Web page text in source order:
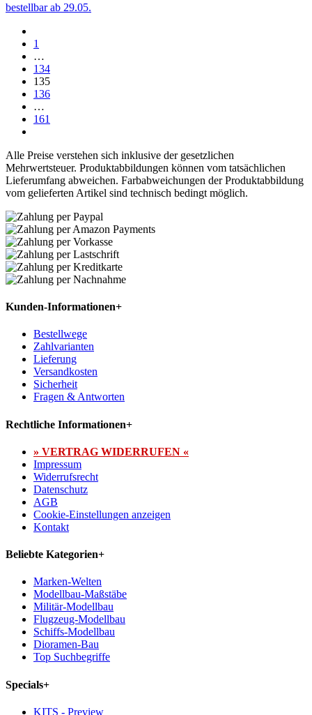
bestellbar ab 29.05.
1
…
134
135
136
…
161
Alle Preise verstehen sich inklusive der gesetzlichen
Mehrwertsteuer. Produktabbildungen können vom tatsächlichen
Lieferumfang abweichen. Farbabweichungen der Produktabbildung
vom gelieferten Artikel sind technisch bedingt möglich.
Kunden-Informationen+
Bestellwege
Zahlvarianten
Lieferung
Versandkosten
Sicherheit
Fragen & Antworten
Rechtliche Informationen+
» VERTRAG WIDERRUFEN «
Impressum
Widerrufsrecht
Datenschutz
AGB
Cookie-Einstellungen anzeigen
Kontakt
Beliebte Kategorien+
Marken-Welten
Modellbau-Maßstäbe
Militär-Modellbau
Flugzeug-Modellbau
Schiffs-Modellbau
Dioramen-Bau
Top Suchbegriffe
Specials+
KITS - Preview